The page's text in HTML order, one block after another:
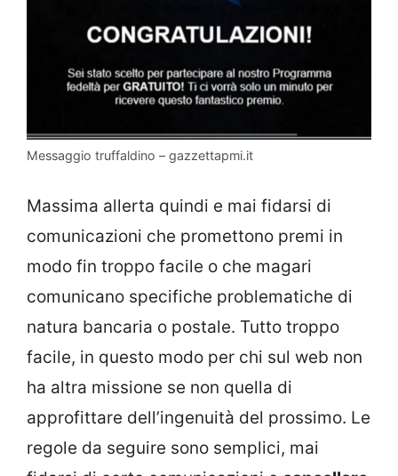
Messaggio truffaldino – gazzettapmi.it
Massima allerta quindi e mai fidarsi di
comunicazioni che promettono premi in
modo fin troppo facile o che magari
comunicano specifiche problematiche di
natura bancaria o postale. Tutto troppo
facile, in questo modo per chi sul web non
ha altra missione se non quella di
approfittare dell’ingenuità del prossimo. Le
regole da seguire sono semplici, mai